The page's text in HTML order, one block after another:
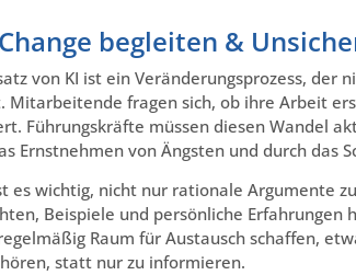
begleiten &
von KI ist ein Veränderungsprozess, der
Mitarbeitende fragen sich, ob ihre Arbeit
Führungskräfte müssen diesen Wandel
Ernstnehmen von Ängsten und durch das
es wichtig, nicht nur rationale Argumente
Beispiele und persönliche
Raum für Austausch schaffen,
statt nur zu informieren.